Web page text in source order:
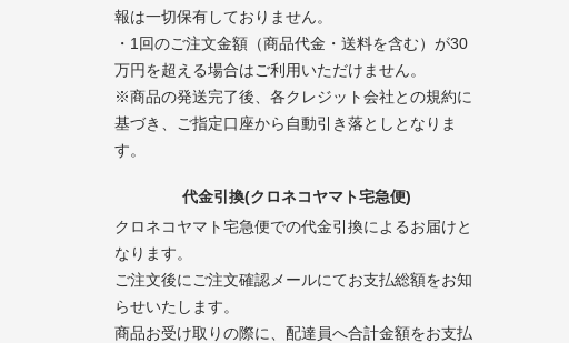
報は一切保有しておりません。
・1回のご注文金額（商品代金・送料を含む）が30
万円を超える場合はご利用いただけません。
※商品の発送完了後、各クレジット会社との規約に
基づき、ご指定口座から自動引き落としとなりま
す。
代金引換(クロネコヤマト宅急便)
クロネコヤマト宅急便での代金引換によるお届けと
なります。
ご注文後にご注文確認メールにてお支払総額をお知
らせいたします。
商品お受け取りの際に、配達員へ合計金額をお支払